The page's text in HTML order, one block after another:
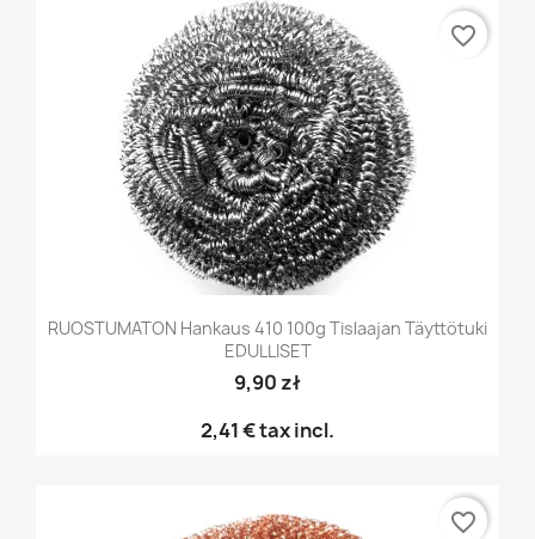
RUOSTUMATON Hankaus 410 100g Tislaajan Täyttötuki
EDULLISET
9,90 zł
2,41 €tax incl.
favorite_border
favorite_border